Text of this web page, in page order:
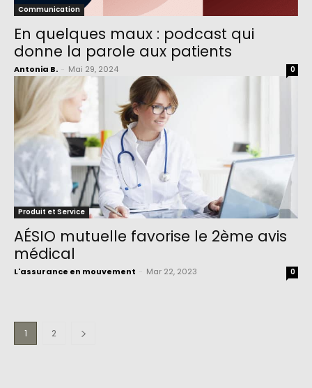
Communication
En quelques maux : podcast qui
donne la parole aux patients
Antonia B. Mai 29, 2024 0
Produit et Service
AÉSIO mutuelle favorise le 2ème avis
médical
L'assurance en mouvement Mar 22, 2023 0
1 2